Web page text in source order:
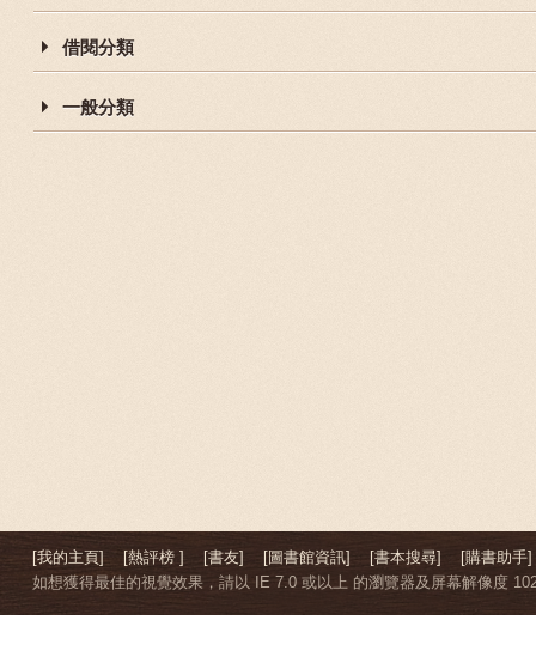
借閱分類
一般分類
[我的主頁] [熱評榜 ] [書友] [圖書館資訊] [書本搜尋]
[購書助手]
如想獲得最佳的視覺效果，請以 IE 7.0 或以上 的瀏覽器及屏幕解像度